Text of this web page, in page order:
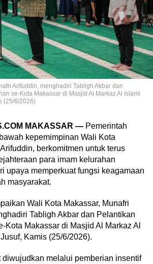
Arifuddin, menghadiri Tabligh Akbar dan
se-Kota Makassar di Masjid Al Markaz Al Islami
(25/6/2026)
MAKASSAR — Pemerintah
kepemimpinan Wali Kota
berkomitmen untuk terus
para imam kelurahan
upaya memperkuat fungsi keagamaan
masyarakat.
Wali Kota Makassar, Munafri
Tabligh Akbar dan Pelantikan
Kota Makassar di Masjid Al Markaz Al
Kamis (25/6/2026).
diwujudkan melalui pemberian insentif